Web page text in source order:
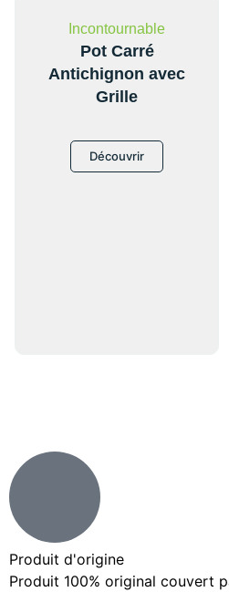
Incontournable
Pot Carré
Antichignon avec
Grille
Découvrir
Produit d'origine
Produit 100% original couvert